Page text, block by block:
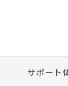
サポート